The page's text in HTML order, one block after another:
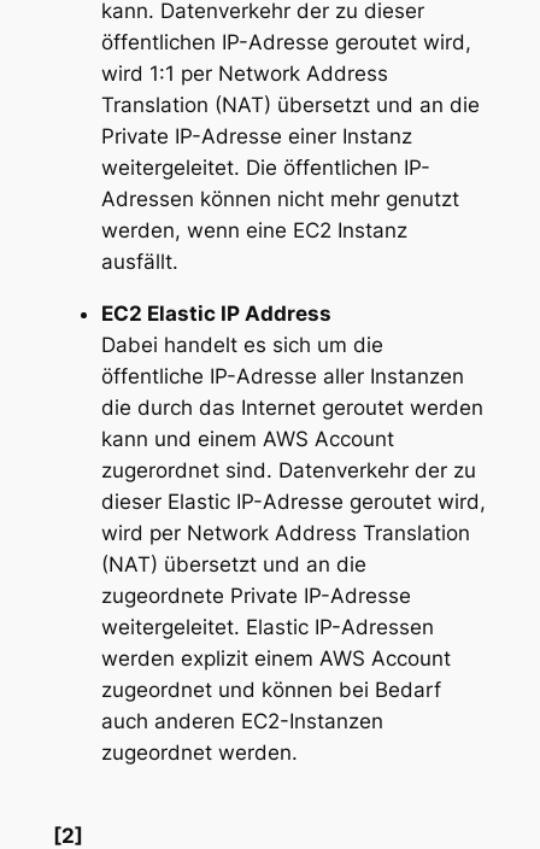
kann. Datenverkehr der zu dieser
öffentlichen IP-Adresse geroutet wird,
wird 1:1 per Network Address
Translation (NAT) übersetzt und an die
Private IP-Adresse einer Instanz
weitergeleitet. Die öffentlichen IP-
Adressen können nicht mehr genutzt
werden, wenn eine EC2 Instanz
ausfällt.
EC2 Elastic IP Address
Dabei handelt es sich um die
öffentliche IP-Adresse aller Instanzen
die durch das Internet geroutet werden
kann und einem AWS Account
zugerordnet sind. Datenverkehr der zu
dieser Elastic IP-Adresse geroutet wird,
wird per Network Address Translation
(NAT) übersetzt und an die
zugeordnete Private IP-Adresse
weitergeleitet. Elastic IP-Adressen
werden explizit einem AWS Account
zugeordnet und können bei Bedarf
auch anderen EC2-Instanzen
zugeordnet werden.
[2]